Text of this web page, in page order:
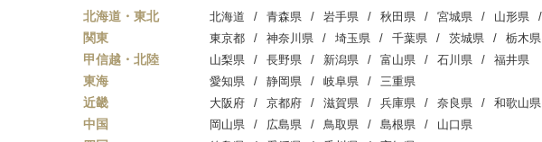
北海道・東北 北海道 青森県 岩手県 秋田県 宮城県 山形県
関東 東京都 神奈川県 埼玉県 千葉県 茨城県 栃木県
甲信越・北陸 山梨県 長野県 新潟県 富山県 石川県 福井県
東海 愛知県 静岡県 岐阜県 三重県
近畿 大阪府 京都府 滋賀県 兵庫県 奈良県 和歌山県
中国 岡山県 広島県 鳥取県 島根県 山口県